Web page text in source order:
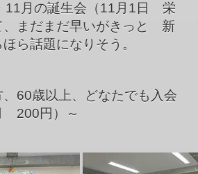
11月の誕生会（11月1日 栄
、まだまだ早いがきっと 新
ら話題になりそう。
、60歳以上、どなたでも入会
200円）～